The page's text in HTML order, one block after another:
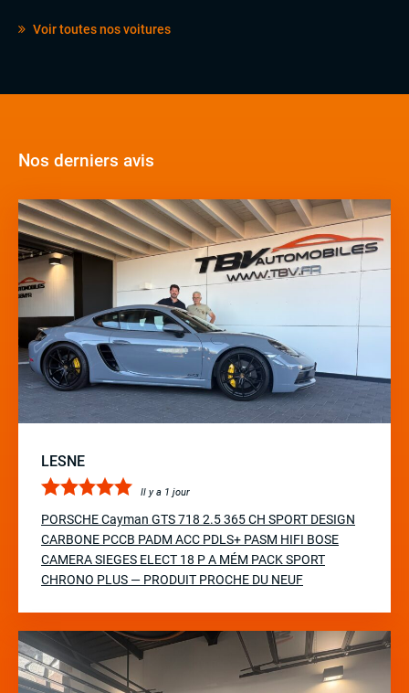
Voir toutes nos voitures
Nos derniers avis
LESNE
Il y a 1 jour
PORSCHE Cayman GTS 718 2.5 365 CH SPORT DESIGN
CARBONE PCCB PADM ACC PDLS+ PASM HIFI BOSE
CAMERA SIEGES ELECT 18 P A MÉM PACK SPORT
CHRONO PLUS — PRODUIT PROCHE DU NEUF